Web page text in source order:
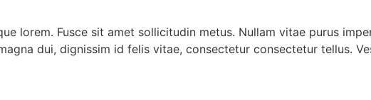
lorem. Fusce sit amet sollicitudin metus. Nullam vitae purus
dui, dignissim id felis vitae, consectetur consectetur tellus.